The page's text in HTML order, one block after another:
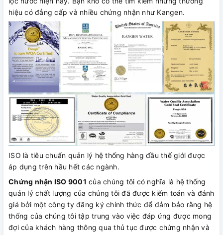
hiệu có đẳng cấp và nhiều chứng nhận như Kangen.
ISO là tiêu chuẩn quản lý hệ thống hàng đầu thế giới được
áp dụng trên hầu hết các ngành.
Chứng nhận ISO 9001 của chúng tôi có nghĩa là hệ thống
quản lý chất lượng của chúng tôi đã được kiểm toán và đánh
giá bởi một công ty đăng ký chính thức để đảm bảo rằng hệ
thống của chúng tôi tập trung vào việc đáp ứng được mong
đợi của khách hàng thông qua thủ tục được chứng nhận và